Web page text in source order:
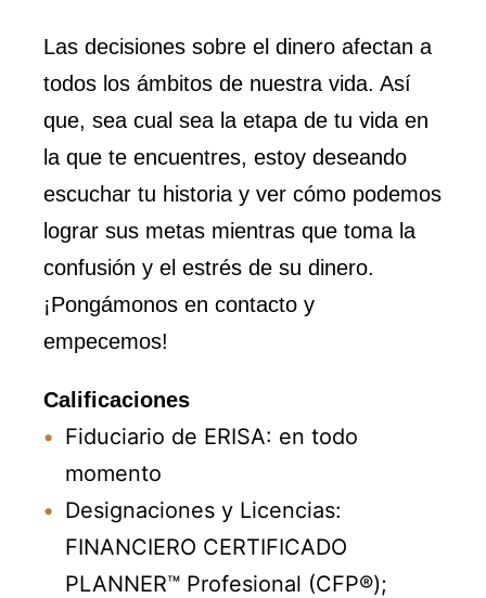
Las decisiones sobre el dinero afectan a
todos los ámbitos de nuestra vida. Así
que, sea cual sea la etapa de tu vida en
la que te encuentres, estoy deseando
escuchar tu historia y ver cómo podemos
lograr sus metas mientras que toma la
confusión y el estrés de su dinero.
¡Pongámonos en contacto y
empecemos!
Calificaciones
Fiduciario de ERISA: en todo
momento
Designaciones y Licencias:
FINANCIERO CERTIFICADO
PLANNER™ Profesional (CFP®);